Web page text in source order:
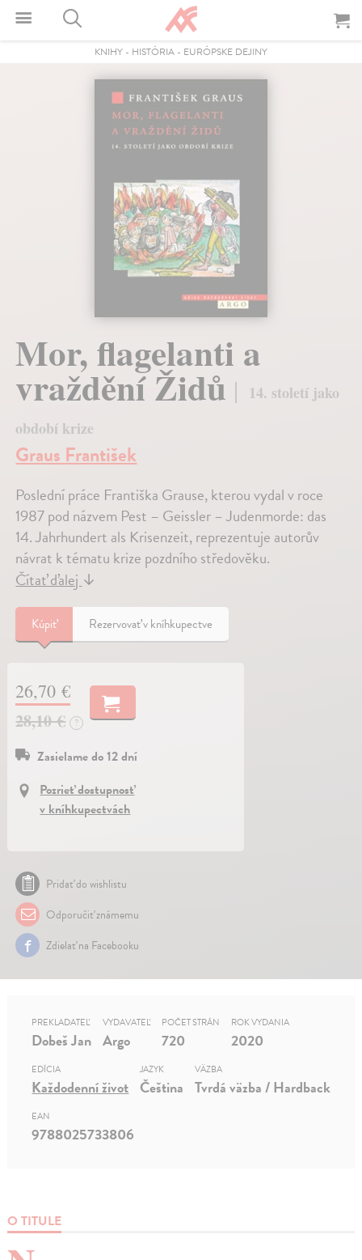
KNIHY - HISTÓRIA - EURÓPSKE DEJINY
Mor, flagelanti a
vraždění Židů
14. století jako
období krize
Graus František
Poslední práce Františka Grause, kterou vydal v roce
1987 pod názvem Pest – Geissler – Judenmorde: das
14. Jahrhundert als Krisenzeit, reprezentuje autorův
návrat k tématu krize pozdního středověku.
Čítať ďalej ↓
Kúpiť Rezervovať v kníhkupectve
26,70 €
28,10 €
?
Zasielame do 12 dní
Pozrieť dostupnosť
v kníhkupectvách
Pridať do wishlistu
Odporučiť známemu
Zdielať na Facebooku
O TITULE
PREKLADATEĽ
Dobeš Jan
VYDAVATEĽ
Argo
POČET STRÁN
720
ROK VYDANIA
2020
EDÍCIA
Každodenní život
JAZYK
Čeština
VÄZBA
Tvrdá väzba / Hardback
EAN
9788025733806